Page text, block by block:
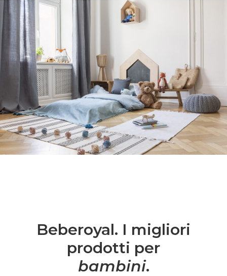
Beberoyal. I migliori
prodotti per
bambini.